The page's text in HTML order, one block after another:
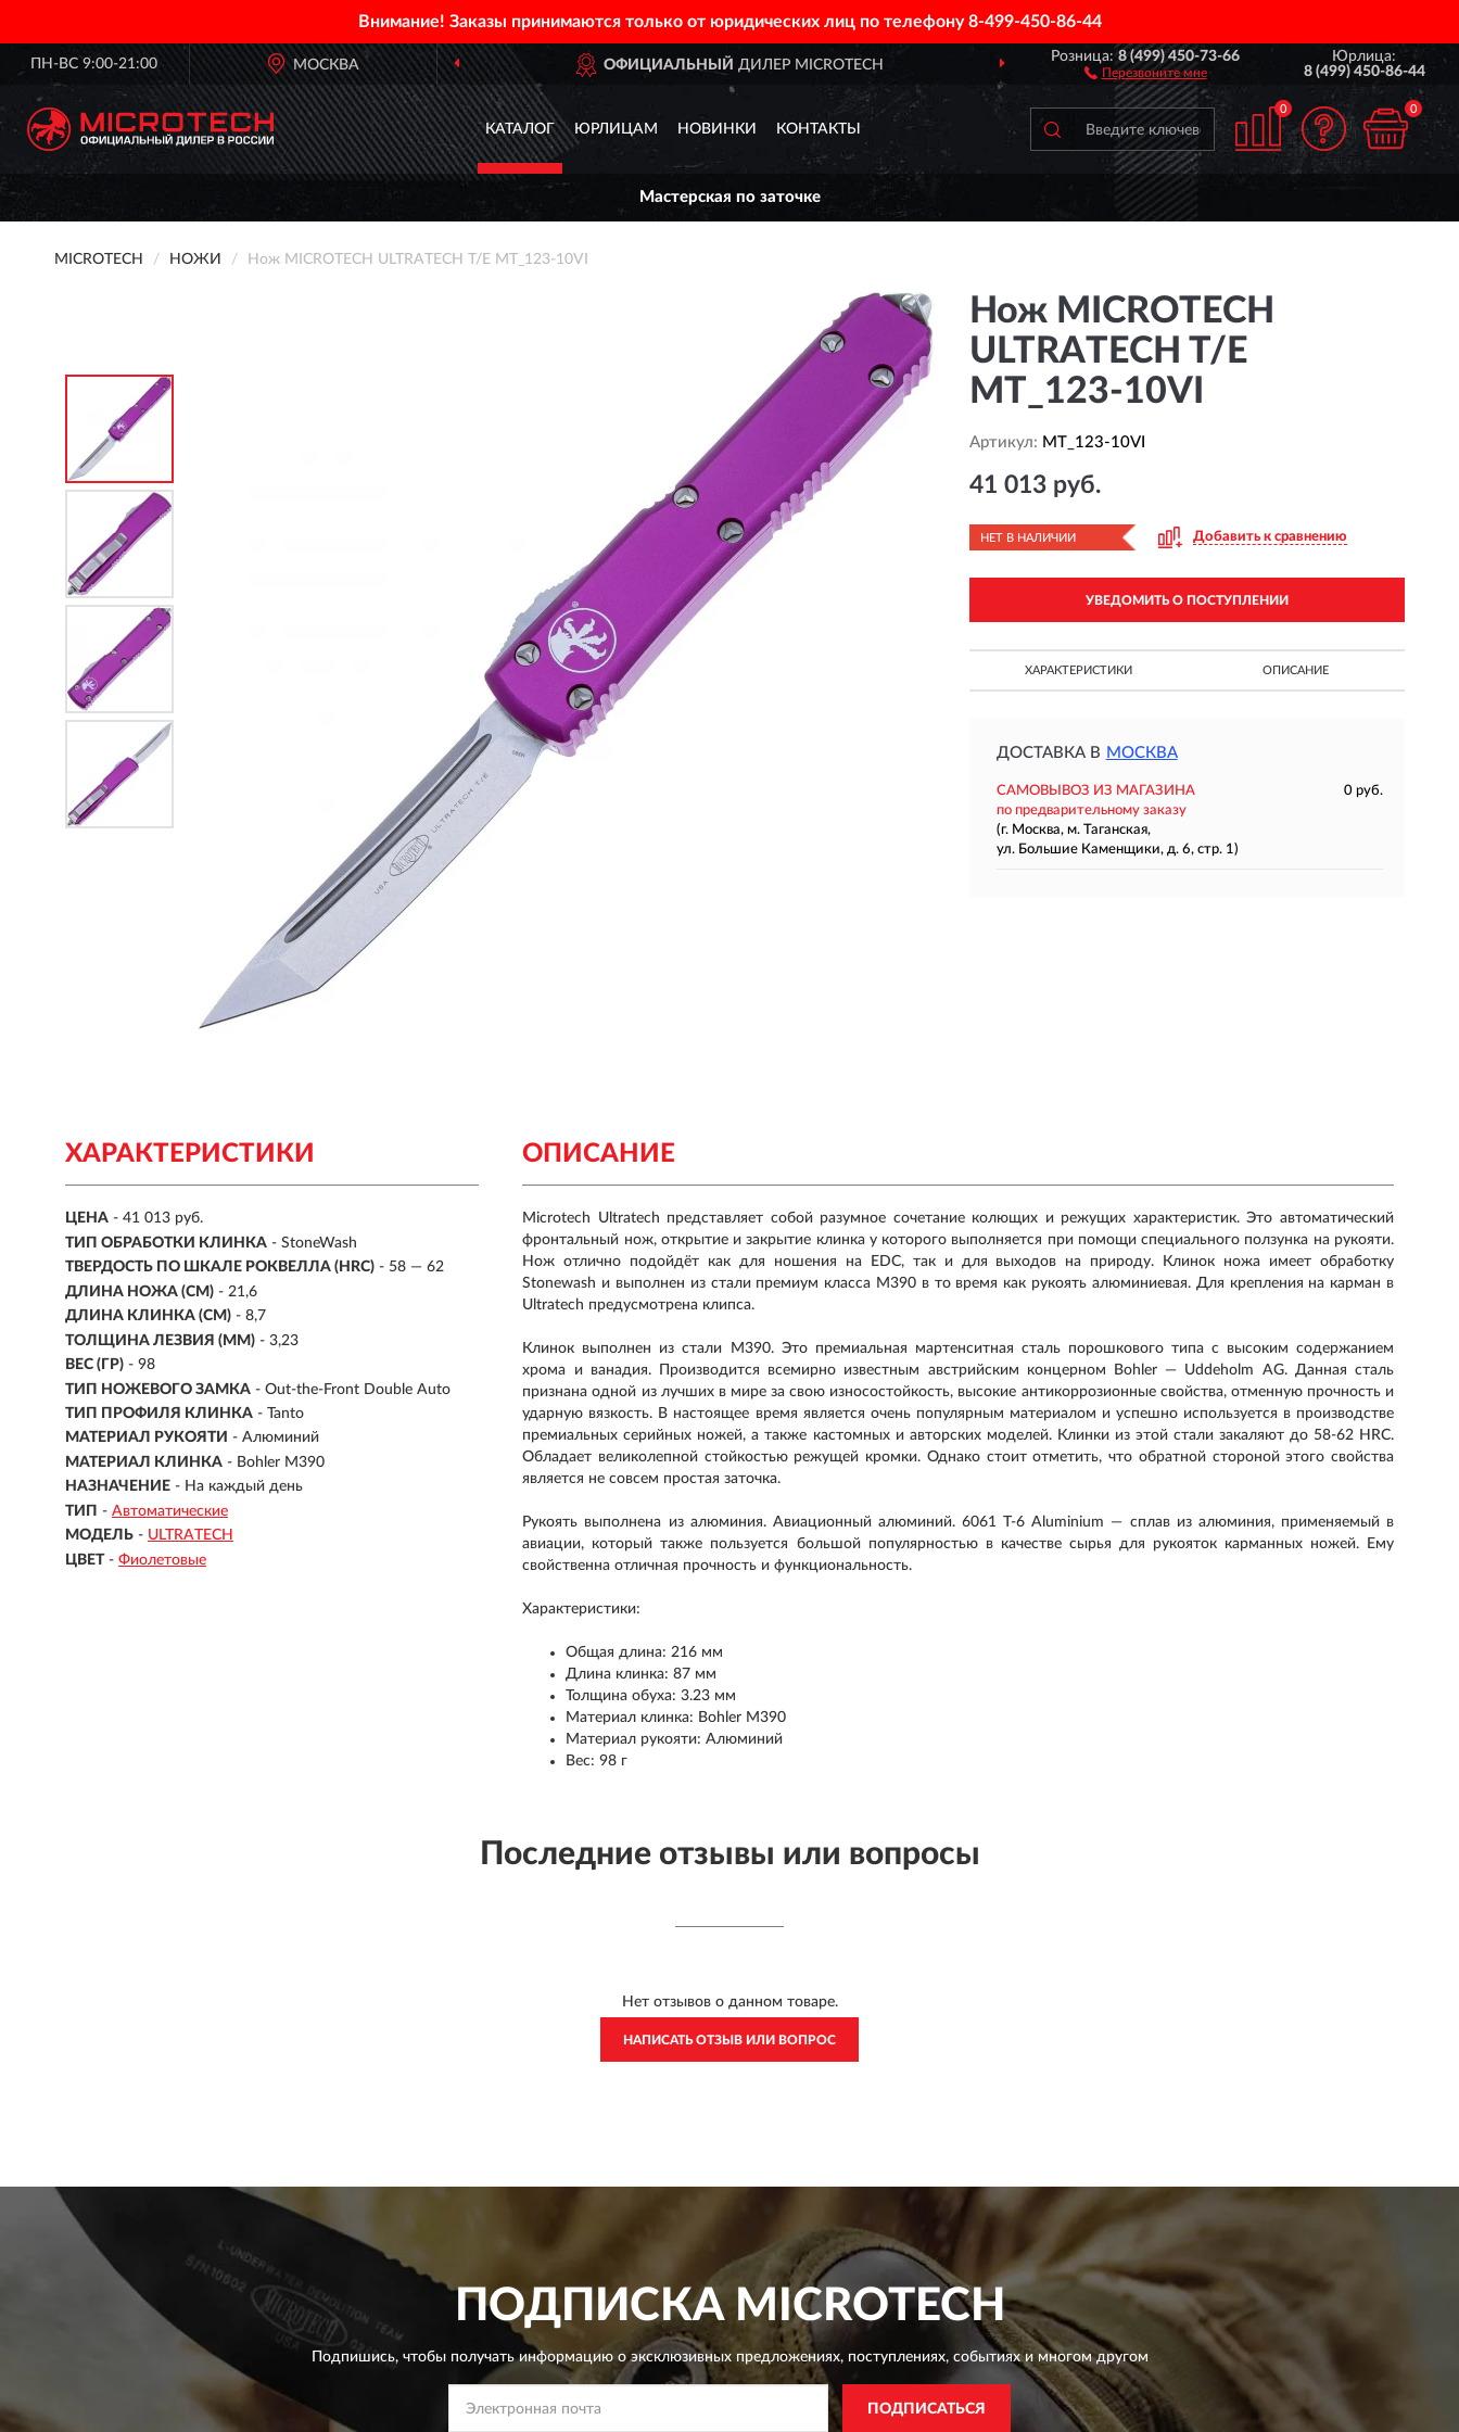
Внимание! Заказы принимаются только от юридических лиц по телефону8-499-450-86-44
ПН-ВС 9:00-21:00 МОСКВА ОФИЦИАЛЬНЫЙ ДИЛЕР MICROTECH ДОСТАВИМ ПО ВСЕЙ РОССИИ
Розница:8 (499) 450-73-66
Перезвоните мне
Юрлица:
8 (499) 450-86-44
КАТАЛОГ ЮРЛИЦАМ НОВИНКИ КОНТАКТЫ
0 0
Мастерская по заточке
MICROTECH НОЖИ Нож MICROTECH ULTRATECH T/E MT_123-10VI
Нож MICROTECH
ULTRATECH T/E
MT_123-10VI
Артикул: MT_123-10VI
41 013 руб.
НЕТ В НАЛИЧИИ Добавить к сравнению
УВЕДОМИТЬ О ПОСТУПЛЕНИИ
ХАРАКТЕРИСТИКИ ОПИСАНИЕ
ДОСТАВКА В МОСКВА
САМОВЫВОЗ ИЗ МАГАЗИНА
0 руб.
по предварительному заказу
(г. Москва, м. Таганская,
ул. Большие Каменщики, д. 6, стр. 1)
ХАРАКТЕРИСТИКИ
ЦЕНА - 41 013 руб.
ТИП ОБРАБОТКИ КЛИНКА - StoneWash
ТВЕРДОСТЬ ПО ШКАЛЕ РОКВЕЛЛА (HRC) - 58 — 62
ДЛИНА НОЖА (СМ) - 21,6
ДЛИНА КЛИНКА (СМ) - 8,7
ТОЛЩИНА ЛЕЗВИЯ (ММ) - 3,23
ВЕС (ГР) - 98
ТИП НОЖЕВОГО ЗАМКА - Out-the-Front Double Auto
ТИП ПРОФИЛЯ КЛИНКА - Tanto
МАТЕРИАЛ РУКОЯТИ - Алюминий
МАТЕРИАЛ КЛИНКА - Bohler M390
НАЗНАЧЕНИЕ - На каждый день
ТИП - Автоматические
МОДЕЛЬ - ULTRATECH
ЦВЕТ - Фиолетовые
ОПИСАНИЕ
Microtech Ultratech представляет собой разумное сочетание колющих и режущих характеристик. Это автоматический
фронтальный нож, открытие и закрытие клинка у которого выполняется при помощи специального ползунка на рукояти.
Нож отлично подойдёт как для ношения на EDC, так и для выходов на природу. Клинок ножа имеет обработку
Stonewash и выполнен из стали премиум класса M390 в то время как рукоять алюминиевая. Для крепления на карман в
Ultratech предусмотрена клипса.
Клинок выполнен из стали M390. Это премиальная мартенситная сталь порошкового типа с высоким содержанием
хрома и ванадия. Производится всемирно известным австрийским концерном Bohler — Uddeholm AG. Данная сталь
признана одной из лучших в мире за свою износостойкость, высокие антикоррозионные свойства, отменную прочность и
ударную вязкость. В настоящее время является очень популярным материалом и успешно используется в производстве
премиальных серийных ножей, а также кастомных и авторских моделей. Клинки из этой стали закаляют до 58-62 HRC.
Обладает великолепной стойкостью режущей кромки. Однако стоит отметить, что обратной стороной этого свойства
является не совсем простая заточка.
Рукоять выполнена из алюминия. Авиационный алюминий. 6061 T-6 Aluminium — сплав из алюминия, применяемый в
авиации, который также пользуется большой популярностью в качестве сырья для рукояток карманных ножей. Ему
свойственна отличная прочность и функциональность.
Характеристики:
Общая длина: 216 мм
Длина клинка: 87 мм
Толщина обуха: 3.23 мм
Материал клинка: Bohler M390
Материал рукояти: Алюминий
Вес: 98 г
Последние отзывы или вопросы
Нет отзывов о данном товаре.
НАПИСАТЬ ОТЗЫВ ИЛИ ВОПРОС
ПОДПИСКАMICROTECH
Подпишись, чтобы получать информацию о эксклюзивных предложениях,поступлениях, событиях и многом другом
ПОДПИСАТЬСЯ